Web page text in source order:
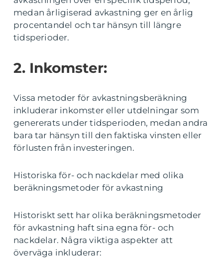
medan årligiserad avkastning ger en årlig
procentandel och tar hänsyn till längre
tidsperioder.
2. Inkomster:
Vissa metoder för avkastningsberäkning
inkluderar inkomster eller utdelningar som
genererats under tidsperioden, medan andra
bara tar hänsyn till den faktiska vinsten eller
förlusten från investeringen.
Historiska för- och nackdelar med olika
beräkningsmetoder för avkastning
Historiskt sett har olika beräkningsmetoder
för avkastning haft sina egna för- och
nackdelar. Några viktiga aspekter att
överväga inkluderar: